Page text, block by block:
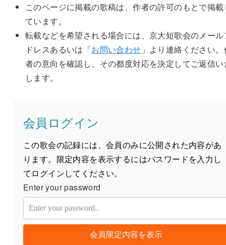
このページに掲載の歌稿は、作者の許可のもとで掲載
ています。
転載などを希望される場合には、京大短歌会のメール
ドレスあるいは「お問い合わせ 」より連絡ください
者の意向を確認し、その都度対応を決定してご返信い
します。
会員ログイン
この歌会の記録には、会員のみに公開された内容があ
ります。限定内容を表示するにはパスワードを入力し
てログインしてください。
Enter your password
会員限定内容を表示